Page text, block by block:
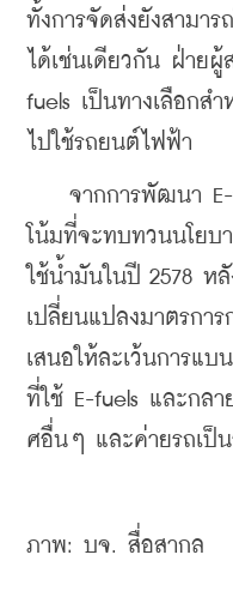
ทั้งการจัดส่งยังสามาร
ได้เช่นเดียวกัน ฝ่าย
fuels เป็นทางเลือกส
ไปใช้รถยนต์ไฟฟ้า
จากการพัฒนา E-
โน้มที่จะทบทวนนโยบ
ใช้น้ำมันในปี 2578 ห
เปลี่ยนแปลงมาตรกา
เสนอให้ละเว้นการแบ
ที่ใช้ E-fuels และกลา
ศอื่นๆ และค่ายรถเป็น
ภาพ: บจ. สื่อสากล